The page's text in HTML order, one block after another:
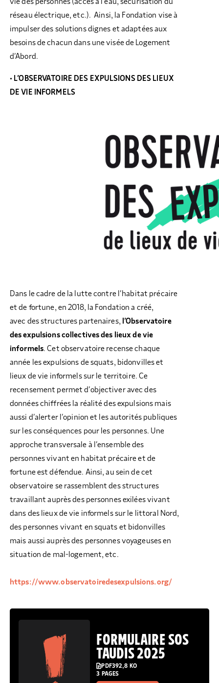
réseau électrique, etc.). Ainsi, la Fondation vise à
impulser des solutions dignes et adaptées aux
besoins de chacun dans une visée de Logement
d’Abord.
• L’OBSERVATOIRE DES EXPULSIONS DES LIEUX
DE VIE INFORMELS
Dans le cadre de la lutte contre l’habitat précaire
et de fortune, en 2018, la Fondation a créé,
avec des structures partenaires, l’Observatoire
des expulsions collectives des lieux de vie
informels. Cet observatoire recense chaque
année les expulsions de squats, bidonvilles et
lieux de vie informels sur le territoire. Ce
recensement permet d’objectiver avec des
données chiffrées la réalité des expulsions mais
aussi d’alerter l’opinion et les autorités publiques
sur les conséquences pour les personnes. Une
approche transversale à l’ensemble des
personnes vivant en habitat précaire et de
fortune est défendue. Ainsi, au sein de cet
observatoire se rassemblent des structures
travaillant auprès des personnes exilées vivant
dans des lieux de vie informels sur le littoral Nord,
des personnes vivant en squats et bidonvilles
mais aussi auprès des personnes voyageuses en
situation de mal-logement, etc.
https://www.observatoiredesexpulsions.org/
FORMULAIRE SOS
TAUDIS 2025
PDF392,8 KO
3 PAGES